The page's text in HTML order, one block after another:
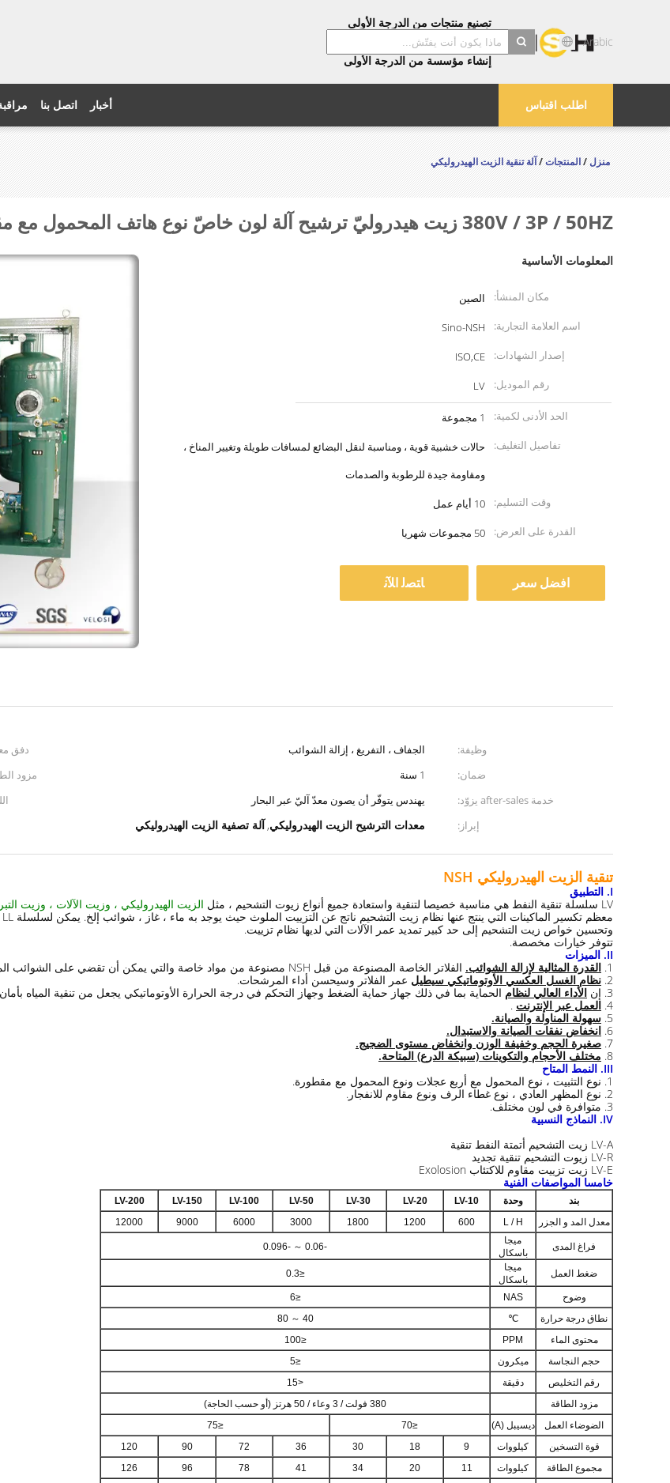
تصنيع منتجات من الدرجة الأولى
تأكد من جودة الدرجة الأولى
توفير خدمات من الدرجة الأولى
إنشاء مؤسسة من الدرجة الأولى
Arabic
اطلب اقتباس اتصل بنا أخبار
منزل/المنتجات/آلة تنقية الزيت الهيدروليكي
380V / 3P / 50HZ زيت هيدروليّ ترشيح آلة لون خاصّ نوع هاتف المحمول مع مقطورة
المعلومات الأساسية
مكان المنشأ:
الصين
اسم العلامة التجارية:
Sino-NSH
إصدار الشهادات:
ISO,CE
رقم الموديل:
LV
الحد الأدنى لكمية:
1 مجموعة
تفاصيل التغليف:
حالات خشبية قوية ، ومناسبة لنقل البضائع لمسافات طويلة وتغيير المناخ ،
ومقاومة جيدة للرطوبة والصدمات
وقت التسليم:
10 أيام عمل
القدرة على العرض:
50 مجموعات شهريا
افضل سعر ﺎﺘﺼﻟ ﺍﻶﻧ
وظيفة: الجفاف ، التفريغ ، إزالة الشوائب دفق
ضمان:
1 سنة مزود
خدمة after-sales يزوّد:
يهندس يتوفّر أن يصون معدّ آليّ عبر البحار
إبراز:
معدات الترشيح الزيت الهيدروليكي, آلة تصفية الزيت الهيدروليكي
تنقية الزيت الهيدروليكي NSH
I. التطبيق
LV سلسلة تنقية النفط هي مناسبة خصيصا لتنقية واستعادة جميع أنواع زيوت التشحيم ، مثل
الزيت الهيدروليكي ، وزيت الآلات ، وزيت
وتحسين خواص زيت التشحيم إلى حد كبير تمديد عمر الآلات التي لديها نظام تزييت.
تتوفر خيارات مخصصة.
II. الميزات
1. القدرة المثالية لإزالة الشوائب. الفلاتر الخاصة المصنوعة من قبل NSH مصنوعة من مواد خاصة والتي يمكن أن تقضي على الشوائب المختلفة ، الماء والغاز بشكل فعال وسريع.
2. نظام الغسل العكسي الأوتوماتيكي سيطيل عمر الفلاتر وسيحسن أداء المرشحات.
3. إن
الأداء العالي لنظام الحماية بما في ذلك جهاز حماية الضغط وجهاز التحكم في درجة الحرارة الأوتوماتيكي يجعل من تنقية المياه
4. العمل عبر الإنترنت .
5. سهولة المناولة والصيانة.
6. انخفاض نفقات الصيانة والاستبدال.
7. صغيرة الحجم وخفيفة الوزن وانخفاض مستوى الضجيج.
8. مختلف الأحجام والتكوينات (سبيكة الدرع) المتاحة.
III. النمط المتاح
1. نوع التثبيت ، نوع المحمول مع أربع عجلات ونوع المحمول مع مقطورة.
2. نوع المظهر العادي ، نوع غطاء الرف ونوع مقاوم للانفجار.
3. متوافرة في لون مختلف.
IV. النماذج النسبية
LV-A زيت التشحيم أتمتة النفط تنقية
LV-R زيوت التشحيم تنقية تجديد
LV-E زيت تزييت مقاوم للاكتئاب Exolosion
خامسا المواصفات الفنية
بند وحدة LV-10
LV-20
LV-30
LV-50
LV-100
LV-150
LV-200
معدل المد و الجزر
L / H
600
1200
1800
3000
6000
9000
12000
فراغ المدى
ميجا
باسكال
-0.06 ～ -0.096
ضغط العمل
ميجا
باسكال
≤0.3
وضوح NAS
≤6
نطاق درجة حرارة
℃
40 ～ 80
محتوى الماء
PPM
≤100
حجم النجاسة
ميكرون
≤5
رقم التخليص
دقيقة
<15
مزود الطاقة
380 فولت / 3 وعاء / 50 هرتز (أو حسب الحاجة)
الضوضاء العمل
ديسيبل (A) ≤70
≤75
قوة التسخين
كيلووات 9
18
30
36
72
90
120
مجموع الطاقة
كيلووات 11
20
34
41
78
96
126